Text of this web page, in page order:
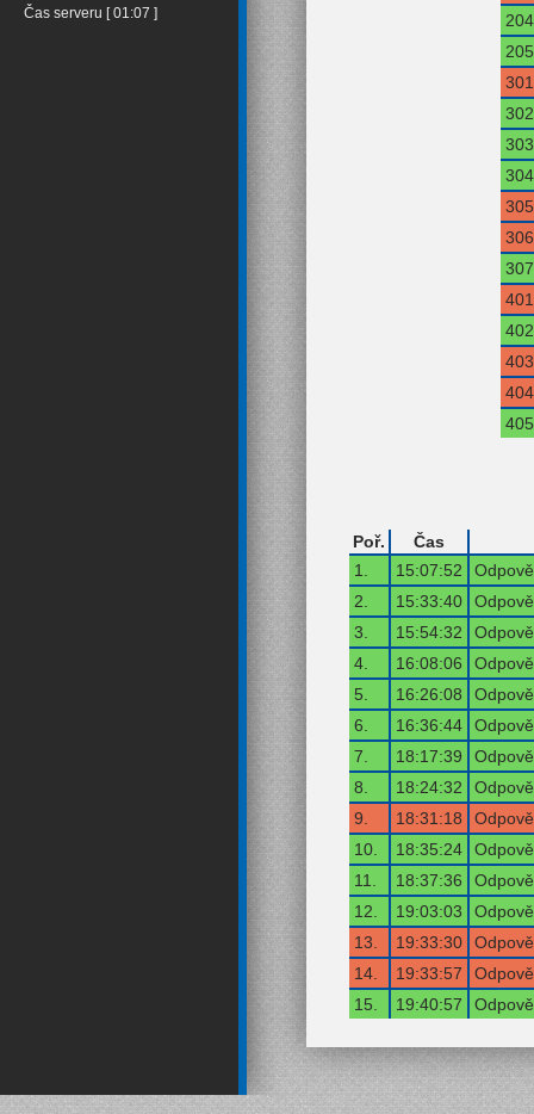
Čas serveru [ 01:07 ]
204
205
301
302
303
304
305
306
307
401
402
403
404
405
Poř.
Čas
1.
15:07:52
2.
15:33:40
3.
15:54:32
4.
16:08:06
5.
16:26:08
6.
16:36:44
7.
18:17:39
8.
18:24:32
9.
18:31:18
10.
18:35:24
11.
18:37:36
12.
19:03:03
13.
19:33:30
14.
19:33:57
15.
19:40:57